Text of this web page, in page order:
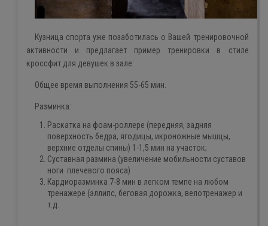
Кузница спорта уже позаботилась о Вашей тренировочной
активности и предлагает пример тренировки в стиле
кроссфит для девушек в зале:
Общее время выполнения 55-65 мин.
Разминка:
Раскатка на фоам-роллере (передняя, задняя
поверхность бедра, ягодицы, икроножные мышцы,
верхние отделы спины) 1-1,5 мин на участок;
Суставная размина (увеличение мобильности суставов
ноги плечевого пояса)
Кардиоразминка 7-8 мин в легком темпе на любом
тренажере (эллипс, беговая дорожка, велотренажер и
т.д.